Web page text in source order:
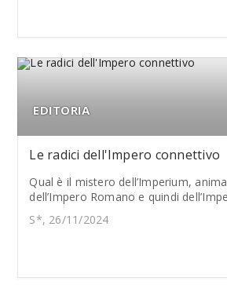
EDITORIA
Le radici dell'Impero connettivo
Qual è il mistero dell’Imperium,
dell’Impero Romano e quindi
S*, 26/11/2024